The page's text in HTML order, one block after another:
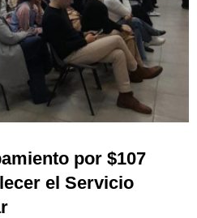
por $107
el Servicio